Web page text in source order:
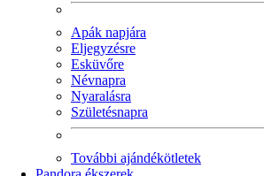
Apák napjára
Eljegyzésre
Esküvőre
Névnapra
Nyaralásra
Születésnapra
További ajándékötletek